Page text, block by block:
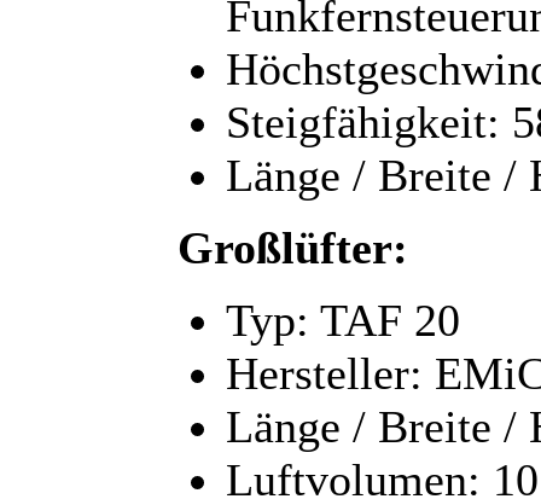
Steigfähigkeit:
Länge / Breite /
Großlüfter:
Typ: TAF 20
Hersteller:
Länge / Breite /
Luftvolumen: